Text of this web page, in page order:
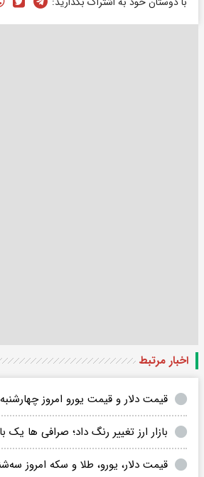
اخبار مرتبط
قیمت دلار و قیمت یورو امروز چهارشنبه ۶ خرداد ۱۴۰۵
بازار ارز تغییر رنگ داد؛ صرافی ها یک
قیمت دلار، یورو، طلا و سکه امروز سه‌شنبه ۲۵ فروردین